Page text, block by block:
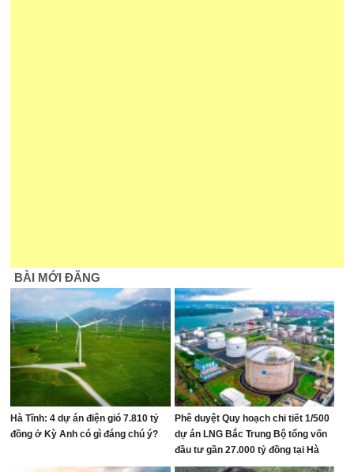
BÀI MỚI ĐĂNG
Hà Tĩnh: 4 dự án điện gió 7.810 tỷ
đồng ở Kỳ Anh có gì đáng chú ý?
Phê duyệt Quy hoạch chi tiết 1/500
dự án LNG Bắc Trung Bộ tổng vốn
đầu tư gần 27.000 tỷ đồng tại Hà
Tĩnh